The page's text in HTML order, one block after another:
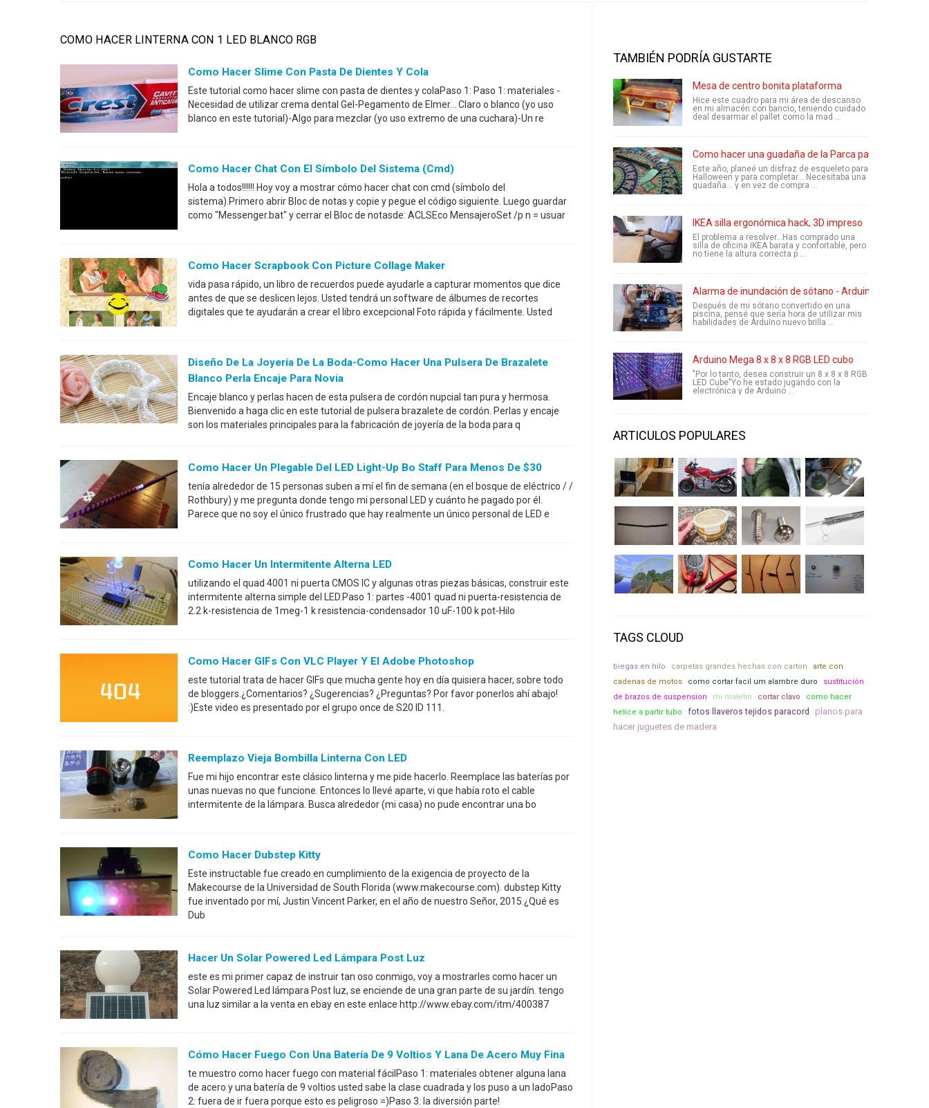
COMO HACER LINTERNA CON 1 LED BLANCO RGB
Como Hacer Slime Con Pasta De Dientes Y Cola
Este tutorial como hacer slime con pasta de dientes y colaPaso 1: Paso 1: materiales -
Necesidad de utilizar crema dental Gel-Pegamento de Elmer... Claro o blanco (yo uso
blanco en este tutorial)-Algo para mezclar (yo uso extremo de una cuchara)-Un re
Como Hacer Chat Con El Símbolo Del Sistema (cmd)
Hola a todos!!!!!! Hoy voy a mostrar cómo hacer chat con cmd (símbolo del
sistema).Primero abrir Bloc de notas y copie y pegue el código siguiente. Luego guardar
como "Messenger.bat" y cerrar el Bloc de notasde: ACLSEco MensajeroSet /p n = usuar
Como Hacer Scrapbook Con Picture Collage Maker
vida pasa rápido, un libro de recuerdos puede ayudarle a capturar momentos que dice
antes de que se deslicen lejos. Usted tendrá un software de álbumes de recortes
digitales que te ayudarán a crear el libro excepcional Foto rápida y fácilmente. Usted
Diseño De La Joyería De La Boda-Como Hacer Una Pulsera De Brazalete
Blanco Perla Encaje Para Novia
Encaje blanco y perlas hacen de esta pulsera de cordón nupcial tan pura y hermosa.
Bienvenido a haga clic en este tutorial de pulsera brazalete de cordón. Perlas y encaje
son los materiales principales para la fabricación de joyería de la boda para q
Como Hacer Un Plegable Del LED Light-Up Bo Staff Para Menos De $30
tenía alrededor de 15 personas suben a mí el fin de semana (en el bosque de eléctrico / /
Rothbury) y me pregunta donde tengo mi personal LED y cuánto he pagado por él.
Parece que no soy el único frustrado que hay realmente un único personal de LED e
Como Hacer Un Intermitente Alterna LED
utilizando el quad 4001 ni puerta CMOS IC y algunas otras piezas básicas, construir este
intermitente alterna simple del LED.Paso 1: partes -4001 quad ni puerta-resistencia de
2.2 k-resistencia de 1meg-1 k resistencia-condensador 10 uF-100 k pot-Hilo
Como Hacer GIFs Con VLC Player Y El Adobe Photoshop
este tutorial trata de hacer GIFs que mucha gente hoy en día quisiera hacer, sobre todo
de bloggers.¿Comentarios? ¿Sugerencias? ¿Preguntas? Por favor ponerlos ahí abajo!
:)Este video es presentado por el grupo once de S20 ID 111.
Reemplazo Vieja Bombilla Linterna Con LED
Fue mi hijo encontrar este clásico linterna y me pide hacerlo. Reemplace las baterías por
unas nuevas no que funcione. Entonces lo llevé aparte, vi que había roto el cable
intermitente de la lámpara. Busca alrededor (mi casa) no pude encontrar una bo
Como Hacer Dubstep Kitty
Este instructable fue creado en cumplimiento de la exigencia de proyecto de la
Makecourse de la Universidad de South Florida (www.makecourse.com). dubstep Kitty
fue inventado por mí, Justin Vincent Parker, en el año de nuestro Señor, 2015.¿Qué es
Dub
Hacer Un Solar Powered Led Lámpara Post Luz
este es mi primer capaz de instruir tan oso conmigo, voy a mostrarles como hacer un
Solar Powered Led lámpara Post luz, se enciende de una gran parte de su jardín. tengo
una luz similar a la venta en ebay en este enlace http://www.ebay.com/itm/400387
Cómo Hacer Fuego Con Una Batería De 9 Voltios Y Lana De Acero Muy Fina
te muestro como hacer fuego con material fácilPaso 1: materiales obtener alguna lana
de acero y una batería de 9 voltios usted sabe la clase cuadrada y los puso a un ladoPaso
2: fuera de ir fuera porque esto es peligroso =)Paso 3: la diversión parte!
TAMBIÉN PODRÍA GUSTARTE
Mesa de centro bonita plataforma
Hice este cuadro para mi área de descanso
en mi almacén con bancio, teniendo cuidado
deal desarmar el pallet como la mad ...
Como hacer una guadaña de la Parca para halloween
Este año, planeé un disfraz de esqueleto para
Halloween y para completar... Necesitaba una
guadaña... y en vez de compra ...
IKEA silla ergonómica hack, 3D impreso
El problema a resolver...Has comprado una
silla de oficina IKEA barata y confortable, pero
no tiene la altura correcta p ...
Alarma de inundación de sótano - Arduino
Después de mi sótano convertido en una
piscina, pensé que sería hora de utilizar mis
habilidades de Arduino nuevo brilla ...
Arduino Mega 8 x 8 x 8 RGB LED cubo
"Por lo tanto, desea construir un 8 x 8 x 8 RGB
LED Cube"Yo he estado jugando con la
electrónica y de Arduino ...
ARTICULOS POPULARES
TAGS CLOUD
biegas en hilo carpetas grandes hechas con carton
arte con
cadenas de motos
como cortar facil um alambre duro
sustitución
de brazos de suspension
mi maletin cortar clavo
como hacer
helice a partir tubo
fotos llaveros tejidos paracord
planos para
hacer juguetes de madera